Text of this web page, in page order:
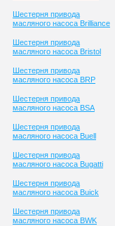
Шестерня привода
масляного насоса Brilliance
Шестерня привода
масляного насоса Bristol
Шестерня привода
масляного насоса BRP
Шестерня привода
масляного насоса BSA
Шестерня привода
масляного насоса Buell
Шестерня привода
масляного насоса Bugatti
Шестерня привода
масляного насоса Buick
Шестерня привода
масляного насоса BWK